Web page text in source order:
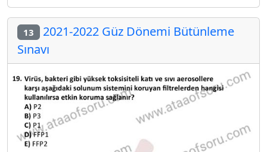
13 2021-2022 Güz Dönemi Bütünleme
Sınavı